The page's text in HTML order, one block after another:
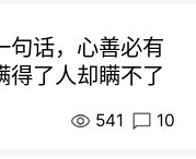
句话，心善必有
得了人却瞒不了
541 10